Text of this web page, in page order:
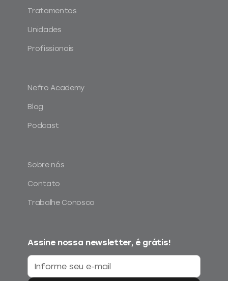
Tratamentos
Unidades
Profissionais
Nefro Academy
Blog
Podcast
Sobre nós
Contato
Trabalhe Conosco
Assine nossa newsletter, é grátis!